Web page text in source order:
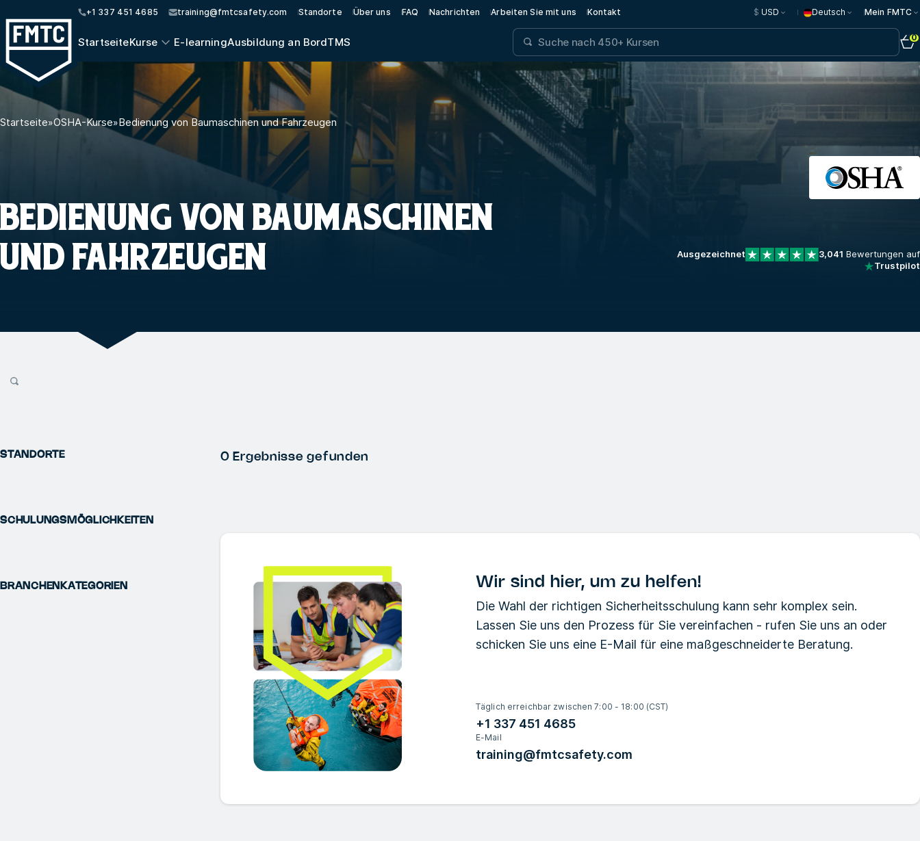
+1 337 451 4685 training@fmtcsafety.com Standorte Über uns FAQ Nachrichten Arbeiten Sie mit uns Kontakt $ USD Deutsch Mein FMTC
StartseiteKurse E-learningAusbildung an BordTMS 0
Startseite»OSHA-Kurse»Bedienung von Baumaschinen und Fahrzeugen
BEDIENUNG VON BAUMASCHINEN
UND FAHRZEUGEN
Ausgezeichnet 3,041 Bewertungen auf
Trustpilot
STANDORTE
SCHULUNGSMÖGLICHKEITEN
BRANCHENKATEGORIEN
0 Ergebnisse gefunden
Wir sind hier, um zu helfen!
Die Wahl der richtigen Sicherheitsschulung kann sehr komplex sein.
Lassen Sie uns den Prozess für Sie vereinfachen - rufen Sie uns an oder
schicken Sie uns eine E-Mail für eine maßgeschneiderte Beratung.
Täglich erreichbar zwischen 7:00 - 18:00 (CST)
+1 337 451 4685
E-Mail
training@fmtcsafety.com